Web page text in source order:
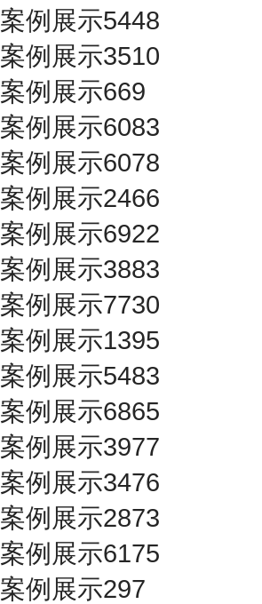
案例展示5448
案例展示3510
案例展示669
案例展示6083
案例展示6078
案例展示2466
案例展示6922
案例展示3883
案例展示7730
案例展示1395
案例展示5483
案例展示6865
案例展示3977
案例展示3476
案例展示2873
案例展示6175
案例展示297